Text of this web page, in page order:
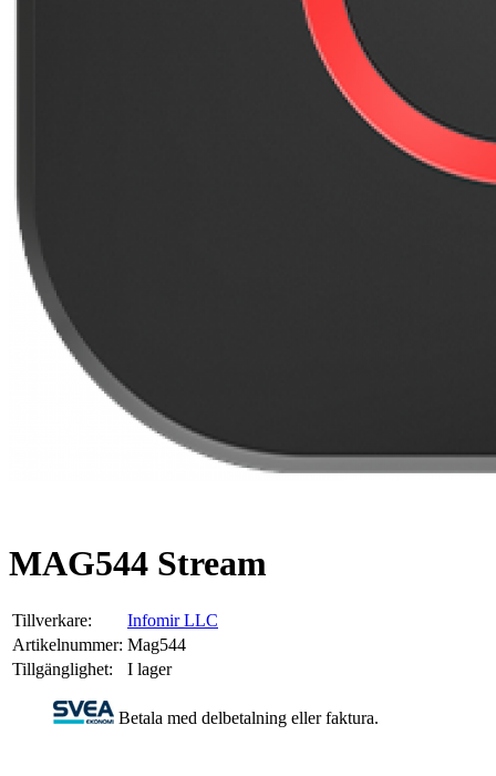
MAG544 Stream
Tillverkare:
Infomir LLC
Artikelnummer: Mag544
Tillgänglighet:
I lager
Betala med delbetalning eller faktura.